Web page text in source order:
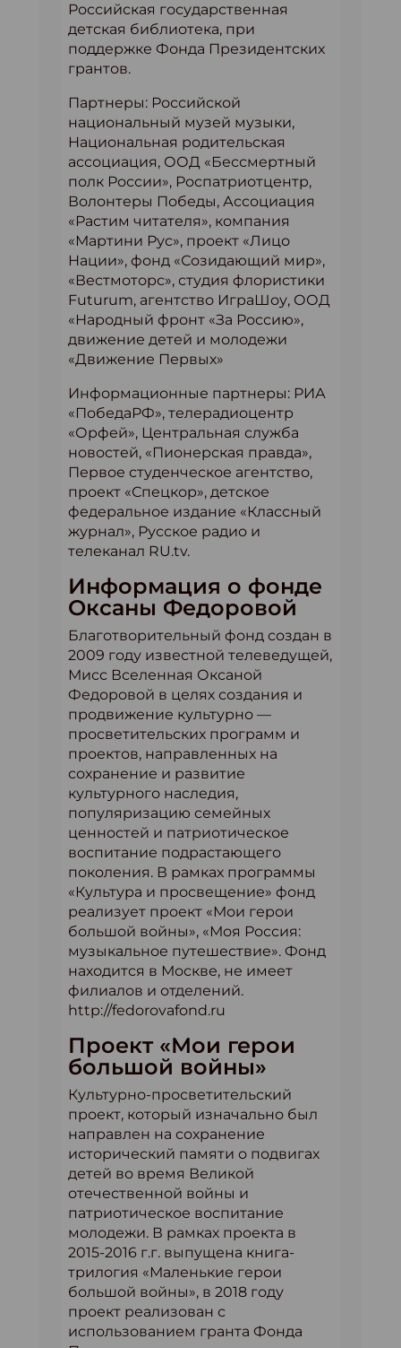
Российская государственная
детская библиотека, при
поддержке Фонда Президентских
грантов.
Партнеры: Российской
национальный музей музыки,
Национальная родительская
ассоциация, ООД «Бессмертный
полк России», Роспатриотцентр,
Волонтеры Победы, Ассоциация
«Растим читателя», компания
«Мартини Рус», проект «Лицо
Нации», фонд «Созидающий мир»,
«Вестмоторс», студия флористики
Futurum, агентство ИграШоу, ООД
«Народный фронт «За Россию»,
движение детей и молодежи
«Движение Первых»
Информационные партнеры: РИА
«ПобедаРФ», телерадиоцентр
«Орфей», Центральная служба
новостей, «Пионерская правда»,
Первое студенческое агентство,
проект «Спецкор», детское
федеральное издание «Классный
журнал», Русское радио и
телеканал RU.tv.
Информация о фонде
Оксаны Федоровой
Благотворительный фонд создан в
2009 году известной телеведущей,
Мисс Вселенная Оксаной
Федоровой в целях создания и
продвижение культурно —
просветительских программ и
проектов, направленных на
сохранение и развитие
культурного наследия,
популяризацию семейных
ценностей и патриотическое
воспитание подрастающего
поколения. В рамках программы
«Культура и просвещение» фонд
реализует проект «Мои герои
большой войны», «Моя Россия:
музыкальное путешествие». Фонд
находится в Москве, не имеет
филиалов и отделений.
http://fedorovafond.ru
Проект «Мои герои
большой войны»
Культурно-просветительский
проект, который изначально был
направлен на сохранение
исторический памяти о подвигах
детей во время Великой
отечественной войны и
патриотическое воспитание
молодежи. В рамках проекта в
2015-2016 г.г. выпущена книга-
трилогия «Маленькие герои
большой войны», в 2018 году
проект реализован с
использованием гранта Фонда